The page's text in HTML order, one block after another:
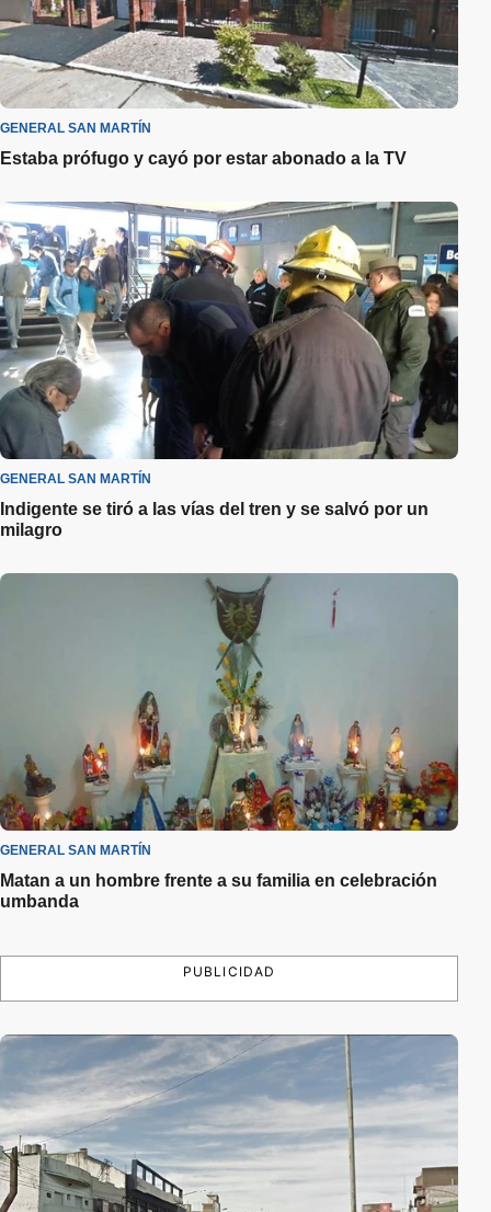
GENERAL SAN MARTÍN
Estaba prófugo y cayó por estar abonado a la TV
GENERAL SAN MARTÍN
Indigente se tiró a las vías del tren y se salvó por un
milagro
GENERAL SAN MARTÍN
Matan a un hombre frente a su familia en celebración
umbanda
PUBLICIDAD